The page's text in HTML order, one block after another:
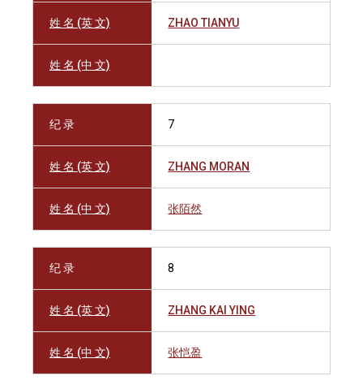
姓 名 (英 文) ZHAO TIANYU
姓 名 (中 文)
纪 录 7
姓 名 (英 文) ZHANG MORAN
姓 名 (中 文) 张陌然
纪 录 8
姓 名 (英 文) ZHANG KAI YING
姓 名 (中 文) 张恺盈